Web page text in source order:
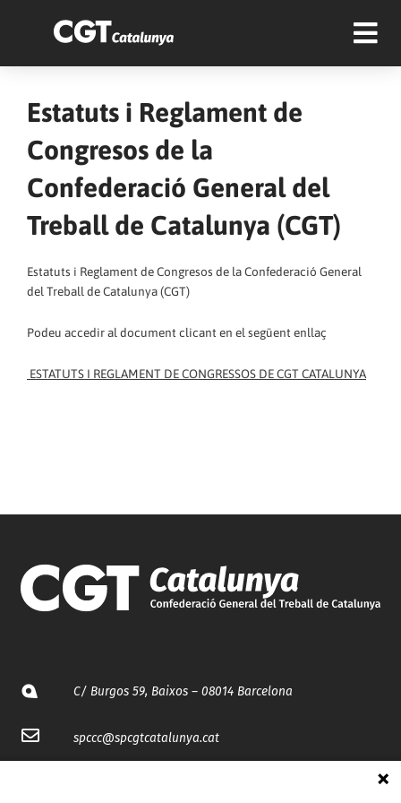
Estatuts i Reglament de
Congresos de la
Confederació General del
Treball de Catalunya (CGT)
Estatuts i Reglament de Congresos de la Confederació General
del Treball de Catalunya (CGT)
Podeu accedir al document clicant en el següent enllaç
ESTATUTS I REGLAMENT DE CONGRESSOS DE CGT CATALUNYA
C/ Burgos 59, Baixos – 08014 Barcelona
spccc@spcgtcatalunya.cat